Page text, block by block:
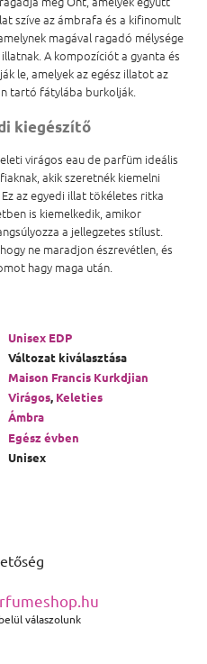
szíve az ámbrafa és a kifinomult
magával ragadó mélysége
A kompozíciót a gyanta és
le, amelyek az egész illatot az
tartó fátylába burkolják.
kiegészítő
virágos eau de parfüm ideális
akik szeretnék kiemelni
az egyedi illat tökéletes ritka
is kiemelkedik, amikor
a jellegzetes stílust.
ne maradjon észrevétlen, és
hagy maga után.
Unisex EDP
Változat kiválasztása
Maison Francis Kurkdjian
Virágos, Keleties
Ámbra
Egész évben
Unisex
válaszolunk